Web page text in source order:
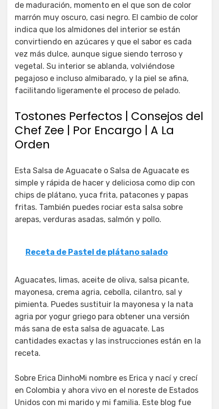
de maduración, momento en el que son de color
marrón muy oscuro, casi negro. El cambio de color
indica que los almidones del interior se están
convirtiendo en azúcares y que el sabor es cada
vez más dulce, aunque sigue siendo terroso y
vegetal. Su interior se ablanda, volviéndose
pegajoso e incluso almibarado, y la piel se afina,
facilitando ligeramente el proceso de pelado.
Tostones Perfectos | Consejos del
Chef Zee | Por Encargo | A La
Orden
Esta Salsa de Aguacate o Salsa de Aguacate es
simple y rápida de hacer y deliciosa como dip con
chips de plátano, yuca frita, patacones y papas
fritas. También puedes rociar esta salsa sobre
arepas, verduras asadas, salmón y pollo.
Receta de Pastel de plátano salado
Aguacates, limas, aceite de oliva, salsa picante,
mayonesa, crema agria, cebolla, cilantro, sal y
pimienta. Puedes sustituir la mayonesa y la nata
agria por yogur griego para obtener una versión
más sana de esta salsa de aguacate. Las
cantidades exactas y las instrucciones están en la
receta.
Sobre Erica DinhoMi nombre es Erica y nací y crecí
en Colombia y ahora vivo en el noreste de Estados
Unidos con mi marido y mi familia. Este blog fue